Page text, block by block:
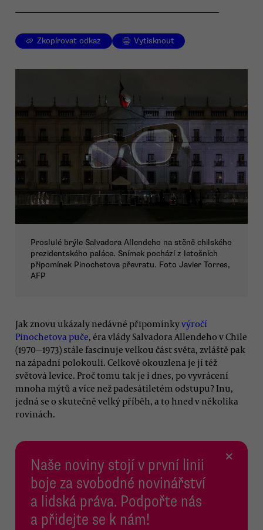
Zkopírovat odkaz Vytisknout
Proslulé brýle Salvadora Allendeho na stěně chilského
prezidentského paláce. Snímek pochází z letošních
připomínek Pinochetova převratu. Foto Javier Torres,
AFP
Jak znovu ukázaly nedávné připomínkyvýročí
Pinochetova puče, éra vlády Salvadora Allendeho v Chile
(1970—1973) stále fascinuje velkou část světa, zvláště pak
na západní polokouli. Celkově okouzlena je jí též
světová levice. Proč tomu tak je i dnes, po vyvrácení
mnoha mýtů a více než padesátiletém odstupu? Inu,
jedná se o skutečně velký příběh, a to hned v několika
rovinách.
Naše noviny stojí v první linii
boje za svobodné novinářství
a lidská práva. Podpořte nás
a přidejte se k nám!
×